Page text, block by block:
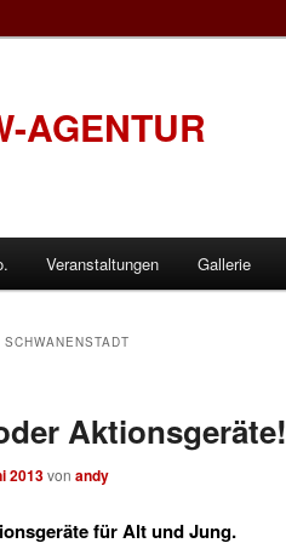
AGENTUR
Veranstaltungen Gallerie
SCHWANENSTADT
Aktionsgeräte!
2013von andy
für Alt und Jung.